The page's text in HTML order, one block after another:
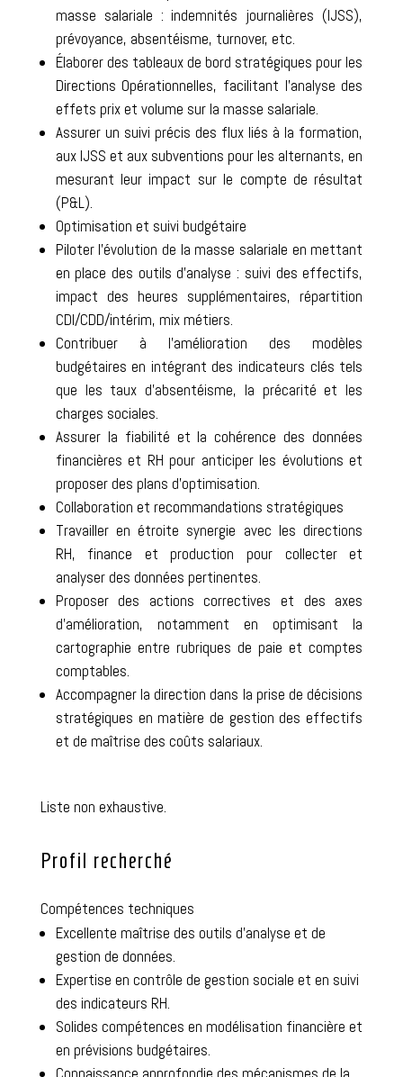
masse salariale : indemnités journalières (IJSS),
prévoyance, absentéisme, turnover, etc.
Élaborer des tableaux de bord stratégiques pour les
Directions Opérationnelles, facilitant l’analyse des
effets prix et volume sur la masse salariale.
Assurer un suivi précis des flux liés à la formation,
aux IJSS et aux subventions pour les alternants, en
mesurant leur impact sur le compte de résultat
(P&L).
Optimisation et suivi budgétaire
Piloter l’évolution de la masse salariale en mettant
en place des outils d’analyse : suivi des effectifs,
impact des heures supplémentaires, répartition
CDI/CDD/intérim, mix métiers.
Contribuer à l’amélioration des modèles
budgétaires en intégrant des indicateurs clés tels
que les taux d’absentéisme, la précarité et les
charges sociales.
Assurer la fiabilité et la cohérence des données
financières et RH pour anticiper les évolutions et
proposer des plans d’optimisation.
Collaboration et recommandations stratégiques
Travailler en étroite synergie avec les directions
RH, finance et production pour collecter et
analyser des données pertinentes.
Proposer des actions correctives et des axes
d’amélioration, notamment en optimisant la
cartographie entre rubriques de paie et comptes
comptables.
Accompagner la direction dans la prise de décisions
stratégiques en matière de gestion des effectifs
et de maîtrise des coûts salariaux.
Liste non exhaustive.
Profil recherché
Compétences techniques
Excellente maîtrise des outils d’analyse et de
gestion de données.
Expertise en contrôle de gestion sociale et en suivi
des indicateurs RH.
Solides compétences en modélisation financière et
en prévisions budgétaires.